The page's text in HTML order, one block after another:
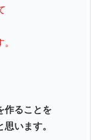
作ることを
います。